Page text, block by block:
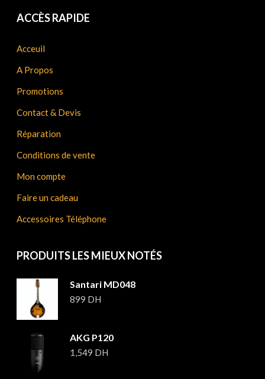
ACCÈS RAPIDE
Acceuil
A Propos
Promotions
Contact & Devis
Réparation
Conditions de vente
Mon compte
Faire un cadeau
Accessoires Téléphone
PRODUITS LES MIEUX NOTÉS
Santari MD048
899 DH
AKG P120
1,549 DH